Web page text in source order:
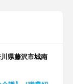
県藤沢市城南